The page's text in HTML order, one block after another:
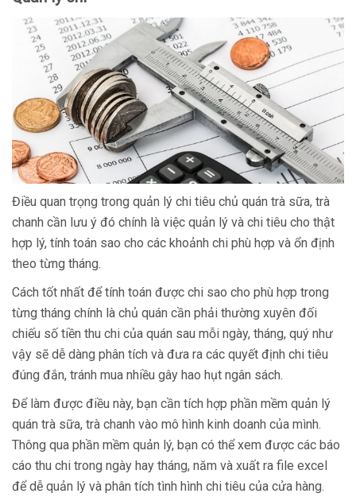
Điều quan trọng trong quản lý chi tiêu chủ quán trà sữa, trà
chanh cần lưu ý đó chính là việc quản lý và chi tiêu cho thật
hợp lý, tính toán sao cho các khoảnh chi phù hợp và ổn định
theo từng tháng.
Cách tốt nhất để tính toán được chi sao cho phù hợp trong
từng tháng chính là chủ quán cần phải thường xuyên đối
chiếu số tiền thu chi của quán sau mỗi ngày, tháng, quý như
vậy sẽ dễ dàng phân tích và đưa ra các quyết định chi tiêu
đúng đắn, tránh mua nhiều gây hao hụt ngân sách.
Để làm được điều này, bạn cần tích hợp phần mềm quản lý
quán trà sữa, trà chanh vào mô hình kinh doanh của mình.
Thông qua phần mềm quản lý, bạn có thể xem được các báo
cáo thu chi trong ngày hay tháng, năm và xuất ra file excel
để dễ quản lý và phân tích tình hình chi tiêu của cửa hàng.